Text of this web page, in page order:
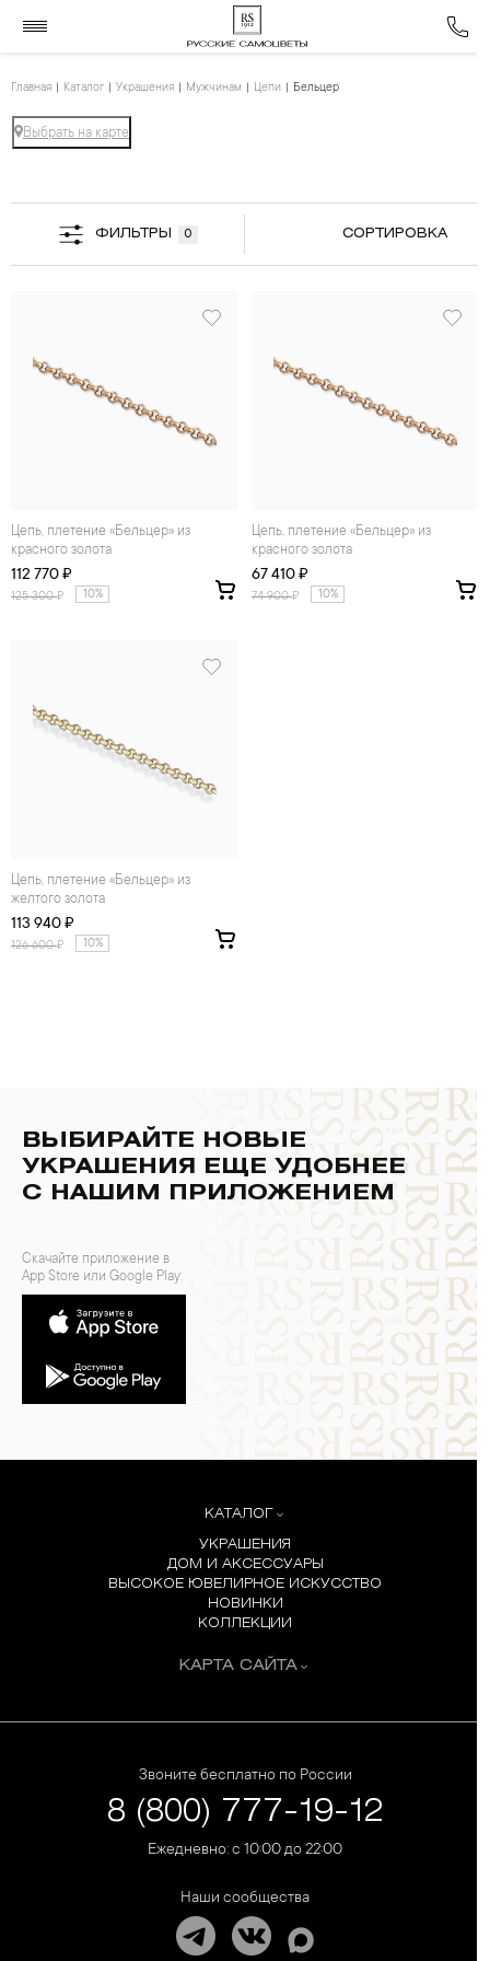
Главная Каталог Украшения Мужчинам Цепи Бельцер
Выбрать на карте
ФИЛЬТРЫ 0 СОРТИРОВКА
Цепь, плетение «Бельцер» из
красного золота
112 770 ₽
125 300₽ 10%
Цепь, плетение «Бельцер» из
красного золота
67 410 ₽
74 900₽ 10%
Цепь, плетение «Бельцер» из
желтого золота
113 940 ₽
126 600₽ 10%
ВЫБИРАЙТЕ НОВЫЕ
УКРАШЕНИЯ ЕЩЕ УДОБНЕЕ
С НАШИМ ПРИЛОЖЕНИЕМ
Скачайте приложение в
App Store или Google Play:
КАТАЛОГ
УКРАШЕНИЯ
ДОМ И АКСЕССУАРЫ
ВЫСОКОЕ ЮВЕЛИРНОЕ ИСКУССТВО
НОВИНКИ
КОЛЛЕКЦИИ
КАРТА САЙТА
Звоните бесплатно по России
8 (800) 777-19-12
Ежедневно: с 10:00 до 22:00
Наши сообщества